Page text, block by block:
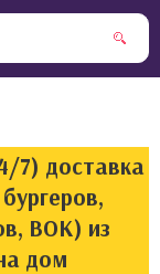
7) доставка
ВОК) из
дом